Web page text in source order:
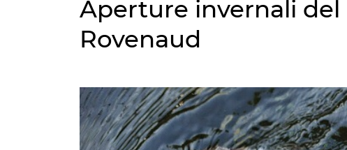
Aperture invernali
Rovenaud